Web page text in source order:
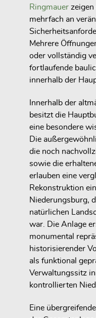
Ringmauer zeigen
mehrfach an
Mehrere
oder vollständig
fortlaufende
innerhalb der
Innerhalb der
besitzt die
eine besondere
Die
die noch
sowie die
erlauben eine
Rekonstruktion
Niederungsburg,
natürlichen
war. Die Anlage
monumental
historisierender
als funktional
Verwaltungssitz
kontrollierten
Eine